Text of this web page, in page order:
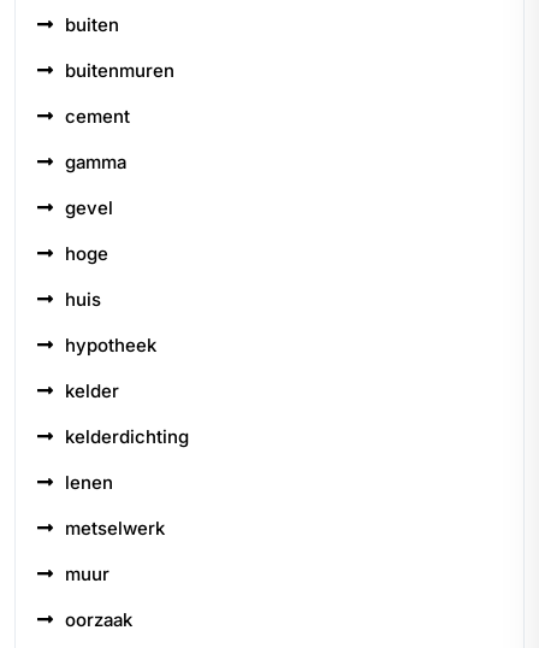
buiten
buitenmuren
cement
gamma
gevel
hoge
huis
hypotheek
kelder
kelderdichting
lenen
metselwerk
muur
oorzaak